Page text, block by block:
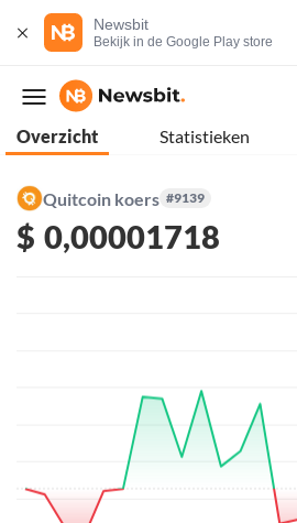
Newsbit
Bekijk in de Google Play store
Overzicht Statistieken
Quitcoin koers #9139
$ 0,00001718